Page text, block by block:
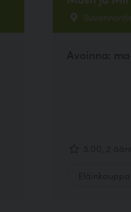
Avoinna: